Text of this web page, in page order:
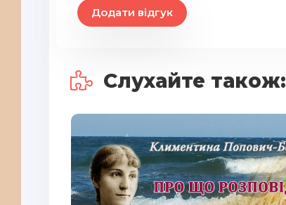
Додати відгук
Слухайте також: